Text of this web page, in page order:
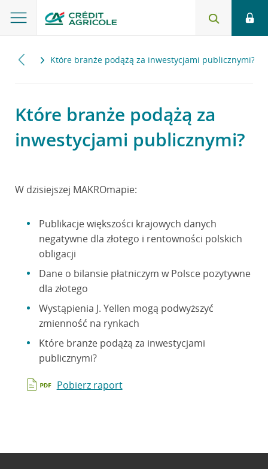
2017 Które branże podążą za inwestycjami publicznymi?
Które branże podążą za
inwestycjami publicznymi?
W dzisiejszej MAKROmapie:
Publikacje większości krajowych danych
negatywne dla złotego i rentowności polskich
obligacji
Dane o bilansie płatniczym w Polsce pozytywne
dla złotego
Wystąpienia J. Yellen mogą podwyższyć
zmienność na rynkach
Które branże podążą za inwestycjami
publicznymi?
Pobierz raport